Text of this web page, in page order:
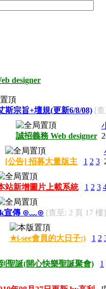
designer
斯宗旨+壇規(更新6/8/08) [
誠招義務 Web designer
[公告] 招募大量版主 1 2 3
站新增圖片上載系統 1 2 3
宣傳 ⊙﹏⊙ [查至: 2 頁 17 樓]
★i-see會員的大日子:) 1 2
聖誕(開心快樂聖誕聚會) 1